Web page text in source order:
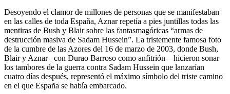
Desoyendo el clamor de millones de personas que se manifestaban
en las calles de toda España, Aznar repetía a pies juntillas todas las
mentiras de Bush y Blair sobre las fantasmagóricas “armas de
destrucción masiva de Sadam Hussein”. La tristemente famosa foto
de la cumbre de las Azores del 16 de marzo de 2003, donde Bush,
Blair y Aznar –con Durao Barroso como anfitrión—hicieron sonar
los tambores de la guerra contra Sadam Hussein que lanzarían
cuatro días después, representó el máximo símbolo del triste camino
en el que España se había embarcado.